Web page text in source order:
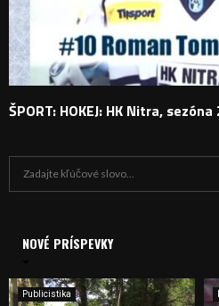
ŠPORT: HOKEJ: HK Nitra,
i
e
NOVÉ PRÍSPEVKY
Publicistika